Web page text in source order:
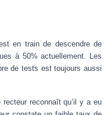
en train de descendre de
à 50% actuellement. Les
de tests est toujours aussi
reconnaît qu’il y a eu